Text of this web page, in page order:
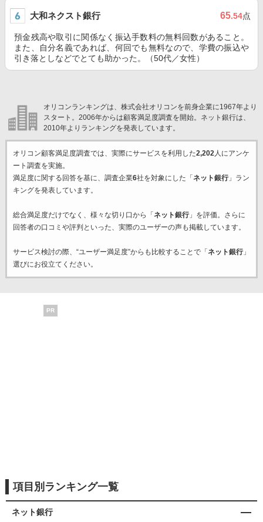
大和ネクスト銀行 65.54点
預金残高や取引に関係なく振込手数料の無料回数があること。
また、自分名義であれば、何回でも無料なので、学費の振込や
引き落としなどでとても助かった。（50代／女性）
オリコンランキングは、株式会社オリコンを前身企業に1967年より
スタート。2006年からは顧客満足度調査を開始。ネット銀行は、
2010年よりランキングを発表しています。
オリコン顧客満足度調査では、実際にサービスを利用した2,202人にアンケ
ート調査を実施。
満足度に関する回答を基に、調査企業6社を対象にした「 ネット銀行」ラン
キングを発表しています。
総合満足度だけでなく、様々な切り口から「 ネット銀行」を評価。さらに
回答者の口コミや評判といった、実際のユーザーの声も掲載しています。
サービス検討の際、“ユーザー満足度”からも比較することで「 ネット銀行」
選びにお役立てください。
PR
項目別ランキング一覧
ネット銀行